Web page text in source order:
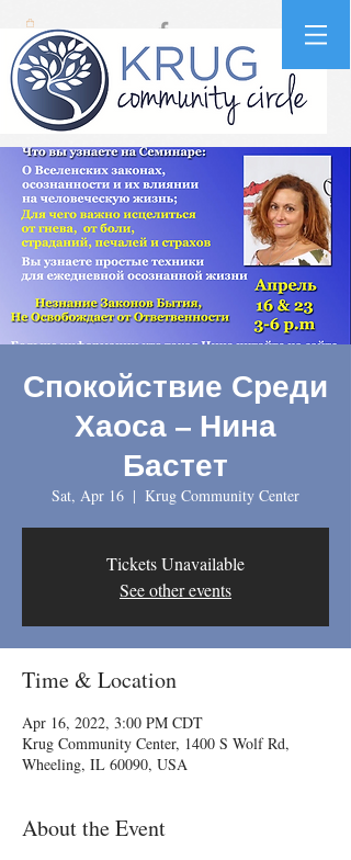
Спокойствие Среди
Хаоса – Нина
Бастет
Sat, Apr 16
  |
Krug Community Center
Tickets Unavailable
See other events
Time & Location
Apr 16, 2022, 3:00 PM CDT
Krug Community Center, 1400 S Wolf Rd,
Wheeling, IL 60090, USA
About the Event